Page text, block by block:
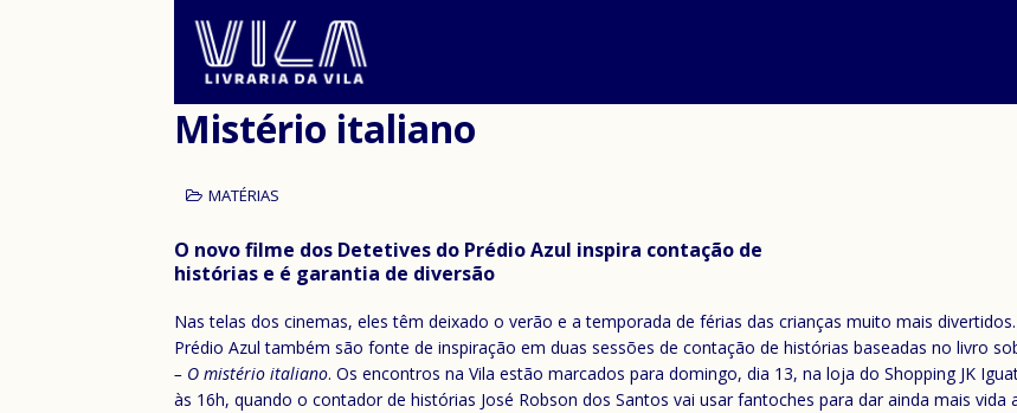
Mistério italiano
MATÉRIAS
O novo filme dos Detetives do Prédio Azul inspira contação de
histórias e é garantia de diversão
Nas telas dos cinemas, eles têm deixado o verão e a temporada de férias das crianças muito mais
Prédio Azul também são fonte de inspiração em duas sessões de contação de histórias baseadas no livro
– O mistério italiano. Os encontros na Vila estão marcados para domingo, dia 13, na loja do Shopping JK
às 16h, quando o contador de histórias José Robson dos Santos vai usar fantoches para dar ainda mais vida